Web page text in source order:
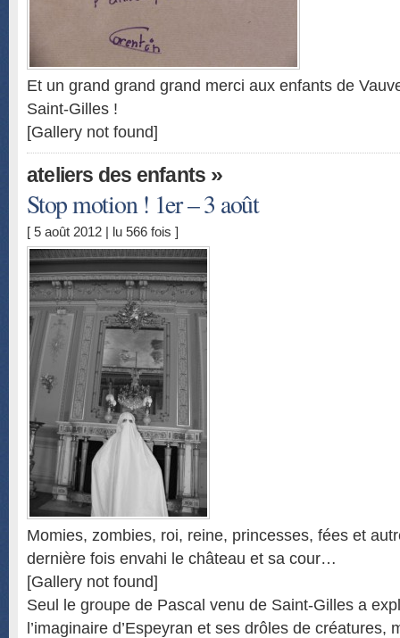
Et un grand grand grand merci aux enfants de
Saint-Gilles !
[Gallery not found]
ateliers des enfants »
Stop motion ! 1er – 3 août
[ 5 août 2012 | lu 566 fois ]
Momies, zombies, roi, reine, princesses, fées et
dernière fois envahi le château et sa cour…
[Gallery not found]
Seul le groupe de Pascal venu de Saint-Gilles a
l’imaginaire d’Espeyran et ses drôles de créatures,